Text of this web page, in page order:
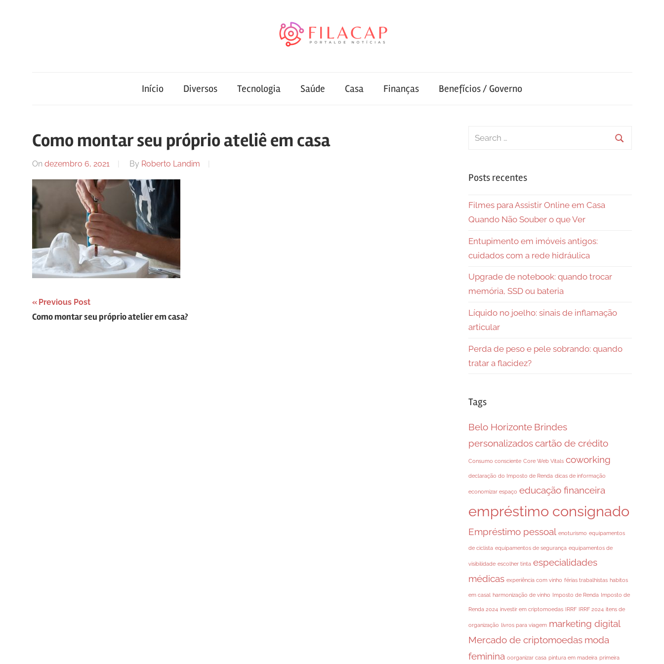
notícias
FilaCap
informações
relevantes.
Início Diversos Tecnologia Saúde Casa Finanças Benefícios / Governo
Como montar seu próprio ateliê em casa
On dezembro 6, 2021 By Roberto Landim
Navegação
de
Previous Post
Como montar seu próprio atelier em casa?
Search
Posts recentes
Filmes para Assistir Online em Casa
Quando Não Souber o que Ver
Entupimento em imóveis antigos:
cuidados com a rede hidráulica
Upgrade de notebook: quando trocar
memória, SSD ou bateria
Líquido no joelho: sinais de inflamação
articular
Perda de peso e pele sobrando: quando
tratar a flacidez?
Tags
Belo Horizonte Brindes
personalizadoscartão de crédito
Consumo consciente Core Web Vitals coworking
declaração do Imposto de Renda dicas de informação
economizar espaço educação financeira
empréstimo consignado
Empréstimo pessoal enoturismo equipamentos
de ciclista equipamentos de segurança equipamentos de
visibilidade escolher tinta especialidades
médicas experiência com vinho férias trabalhistas habitos
em casal harmonização de vinho Imposto de Renda Imposto de
Renda 2024 investir em criptomoedas IRRF IRRF 2024 itens de
organização livros para viagem marketing digital
Mercado de criptomoedas moda
feminina oorganizar casa pintura em madeira primeira